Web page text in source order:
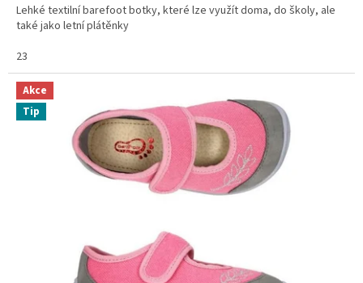
Lehké textilní barefoot botky, které lze využít doma, do školy, ale
také jako letní plátěnky
23
Akce
Tip